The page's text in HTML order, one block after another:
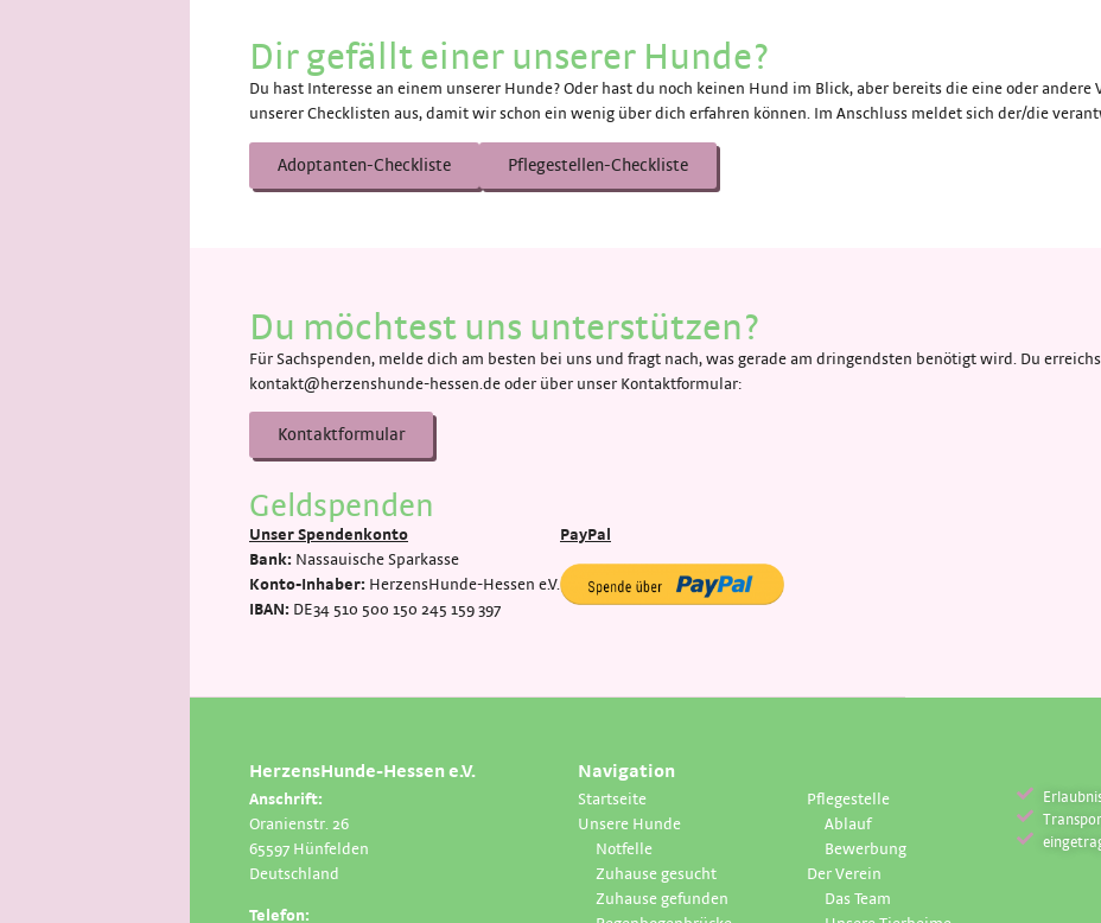
Dir gefällt einer unserer Hunde?
Du hast Interesse an einem unserer Hunde? Oder hast du noch keinen Hund im Blick, aber bereits die eine oder
unserer Checklisten aus, damit wir schon ein wenig über dich erfahren können. Im Anschluss meldet sich der/die
Adoptanten-Checkliste Pflegestellen-Checkliste
Du möchtest uns unterstützen?
Für Sachspenden, melde dich am besten bei uns und fragt nach, was gerade am dringendsten benötigt wird. Du
kontakt@herzenshunde-hessen.de oder über unser Kontaktformular:
Kontaktformular
Geldspenden
Unser Spendenkonto
Bank: Nassauische Sparkasse
Konto-Inhaber: HerzensHunde-Hessen e.V.
IBAN: DE34 510 500 150 245 159 397
PayPal
HerzensHunde-Hessen e.V.
Anschrift:
Oranienstr. 26
65597 Hünfelden
Deutschland
Telefon:
Navigation
Startseite
Unsere Hunde
Notfelle
Zuhause gesucht
Zuhause gefunden
Pflegestelle
Ablauf
Bewerbung
Der Verein
Das Team